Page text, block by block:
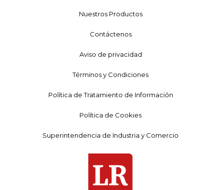
Nuestros Productos
Contáctenos
Aviso de privacidad
Términos y Condiciones
Política de Tratamiento de Información
Política de Cookies
Superintendencia de Industria y Comercio